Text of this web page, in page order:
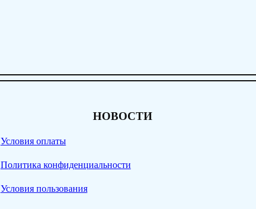
НОВОСТИ
Условия оплаты
Политика конфиденциальности
Условия пользования